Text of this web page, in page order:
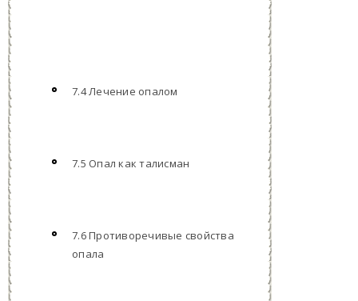
7.4 Лечение опалом
7.5 Опал как талисман
7.6 Противоречивые свойства
опала